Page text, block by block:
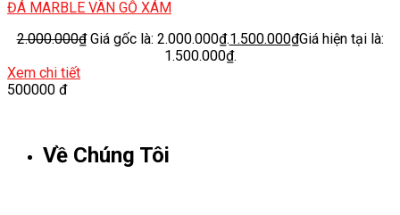
ĐÁ MARBLE VÂN GỖ XÁM
2.000.000₫ Giá gốc là: 2.000.000₫.1.500.000₫Giá hiện tại là:
1.500.000₫.
Xem chi tiết
500000 đ
Về Chúng Tôi